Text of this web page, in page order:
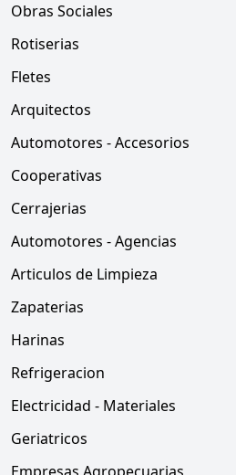
Obras Sociales
Rotiserias
Fletes
Arquitectos
Automotores - Accesorios
Cooperativas
Cerrajerias
Automotores - Agencias
Articulos de Limpieza
Zapaterias
Harinas
Refrigeracion
Electricidad - Materiales
Geriatricos